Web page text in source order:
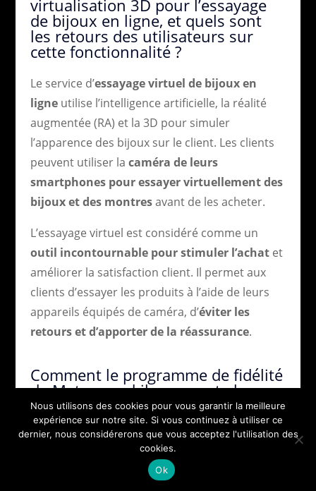
virtualisation 3D pour l’essayage
de bijoux en ligne, et quels sont
les retours des utilisateurs sur
cette fonctionnalité ?
Le service d’essayage virtuel de bijoux en
ligneutilise l’intelligence artificielle, la réalité
augmentée (RA) et la 3D pour simuler
l’apparence des bijoux sur le client. Les clients
peuvent utiliser la caméra de leurs
smartphones pour essayer virtuellement des
bijoux et des montresavant de les acheter.
L’essayage virtuel est considéré comme un
outil incontournable pour stimuler l’achatet
améliorer la satisfaction client. Il permet aux
clients d’essayer les produits à l’aide de leurs
appareils équipés de caméra, d’éviter les
retours et d’apporter de la réassurance.
Comment le programme de fidélité
de Maty prend-il en compte les
anniversaires ou événements
spéciaux des clients ?
Le programme de fidélité Maty, en particulier
pour les clients ayant atteint le statut “Or”, offre
Nous utilisons des cookies pour vous garantir la meilleure
expérience sur notre site. Si vous continuez à utiliser ce
dernier, nous considérerons que vous acceptez l'utilisation des
cookies.
Ok